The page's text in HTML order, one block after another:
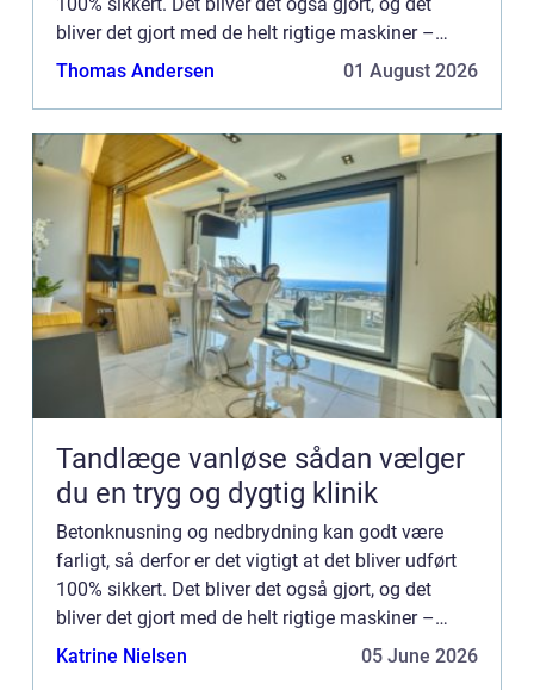
bliver det gjort med de helt rigtige maskiner –
hvilket er med til at sik...
Thomas Andersen 01 August 2026
Tandlæge vanløse sådan vælger
du en tryg og dygtig klinik
Betonknusning og nedbrydning kan godt være
farligt, så derfor er det vigtigt at det bliver udført
100% sikkert. Det bliver det også gjort, og det
bliver det gjort med de helt rigtige maskiner –
hvilket er med til at sik...
Katrine Nielsen 05 June 2026